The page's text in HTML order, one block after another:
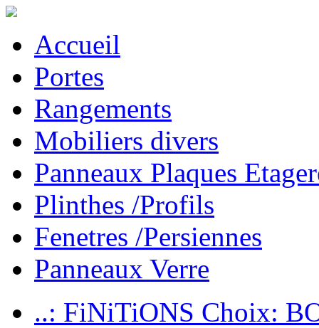
Accueil
Portes
Rangements
Mobiliers divers
Panneaux Plaques
Plinthes /Profils
Fenetres /Persiennes
Panneaux Verre
..: FiNiTiONS Choix: